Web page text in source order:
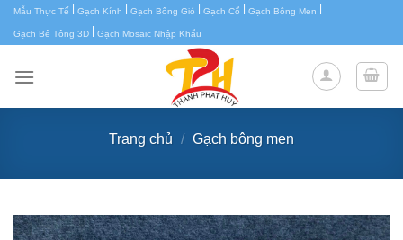
Chuyển
đến
dung
Mẫu Thực Tế Gạch Kính Gạch Bông Gió Gạch Cổ Gạch Bông Men
Gạch Bê Tông 3D Gạch Mosaic Nhập Khẩu
Trang chủ / Gạch bông men